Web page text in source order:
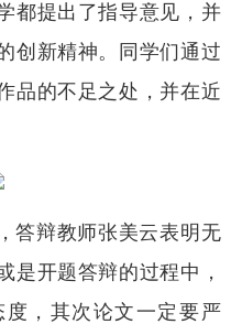
都提出了指导意见，并
创新精神。同学们通过
品的不足之处，并在近
答辩教师张美云表明无
是开题答辩的过程中，
，其次论文一定要严